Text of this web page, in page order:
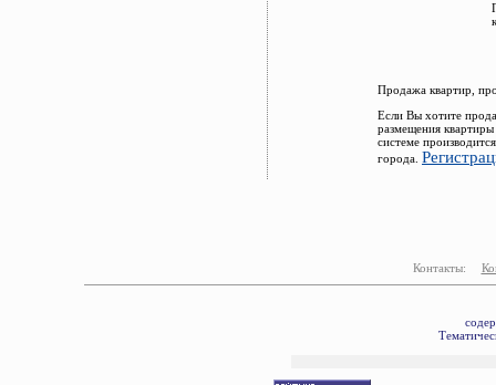
Продажа квартир,
Если Вы хотите
размещения
системе
города.
Контакты: